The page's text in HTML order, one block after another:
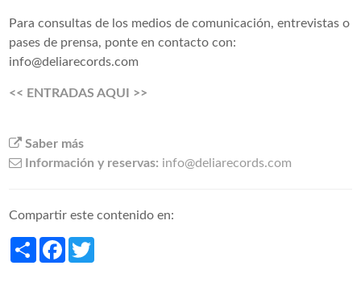
Para consultas de los medios de comunicación, entrevistas o
pases de prensa, ponte en contacto con:
info@deliarecords.com
<< ENTRADAS AQUI >>
Saber más
Información y reservas: info@deliarecords.com
Compartir este contenido en:
ShareFacebook